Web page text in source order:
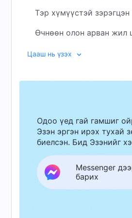
Тэр хүмүүстэй
Өчнөөн олон арван
хүний зүрх сэтгэлийг
Бурханы шүүлтийг
зүрх сэтгэл минь
Олон жил итгэж ирсэн
Цааш нь үзэх
Одоо үед гай гамшиг
Эзэн эргэн ирэх тухай
биелсэн. Бид Эзэнийг
Messenger
барих